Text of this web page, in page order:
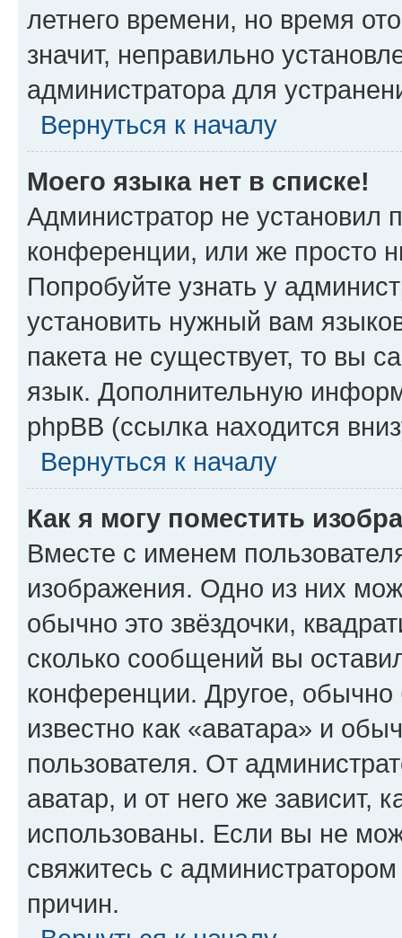
летнего времени, но время
значит, неправильно
администратора для
Вернуться к началу
Моего языка нет в списке!
Администратор не установил
конференции, или же просто
Попробуйте узнать у
установить нужный вам
пакета не существует, то вы
язык. Дополнительную
phpBB (ссылка находится
Вернуться к началу
Как я могу поместить
Вместе с именем
изображения. Одно из них
обычно это звёздочки,
сколько сообщений вы
конференции. Другое,
известно как «аватара» и
пользователя. От
аватар, и от него же зависит,
использованы. Если вы не
свяжитесь с
причин.